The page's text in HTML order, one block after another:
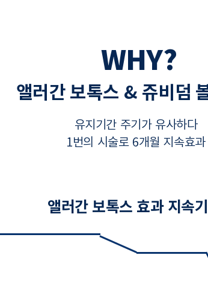
WHY?
앨러간 보톡스 & 쥬비덤
유지기간 주기가 유사하다
1번의 시술로 6개월 지속효과
앨러간 보톡스 효과 지속